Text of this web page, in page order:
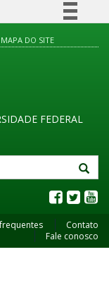
MAPA DO SITE
FEDERAL
Contato
Fale conosco